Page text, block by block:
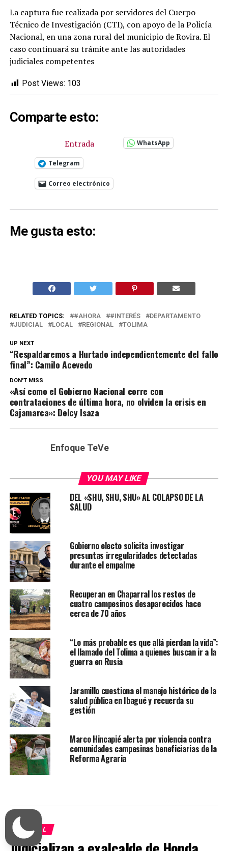
La captura fue realizada por servidores del Cuerpo
Técnico de Investigación (CTI), con apoyo de la Policía
Nacional, en una zona rural del municipio de Rovira. El
caso continuará su trámite ante las autoridades
judiciales competentes
Post Views: 103
Comparte esto:
Entrada WhatsApp
Telegram
Correo electrónico
Me gusta esto:
RELATED TOPICS: #AHORA #INTERÉS
DEPARTAMENTO
JUDICIAL
LOCAL REGIONAL TOLIMA
UP NEXT
“Respaldaremos a Hurtado independientemente del fallo
final”: Camilo Acevedo
DON'T MISS
«Así como el Gobierno Nacional corre con
contrataciones de última hora, no olviden la crisis en
Cajamarca»: Delcy Isaza
Enfoque TeVe
YOU MAY LIKE
DEL «SHU, SHU, SHU» AL COLAPSO DE LA
SALUD
Gobierno electo solicita investigar
presuntas irregularidades detectadas
durante el empalme
Recuperan en Chaparral los restos de
cuatro campesinos desaparecidos hace
cerca de 70 años
“Lo más probable es que allá pierdan la vida”:
el llamado del Tolima a quienes buscan ir a la
guerra en Rusia
Jaramillo cuestiona el manejo histórico de la
salud pública en Ibagué y recuerda su
gestión
Marco Hincapié alerta por violencia contra
comunidades campesinas beneficiarias de la
Reforma Agraria
JUDICIAL